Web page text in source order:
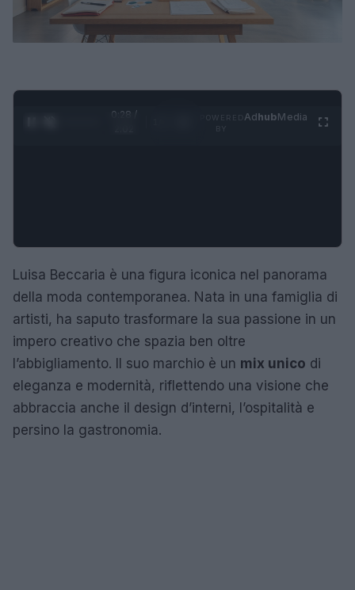
0:29 /
AdhubMedia
Luisa Beccaria è una figura iconica nel panorama
della moda contemporanea. Nata in una famiglia di
artisti, ha saputo trasformare la sua passione in un
impero creativo che spazia ben oltre
l’abbigliamento. Il suo marchio è un mix unico di
eleganza e modernità, riflettendo una visione che
abbraccia anche il design d’interni, l’ospitalità e
persino la gastronomia.